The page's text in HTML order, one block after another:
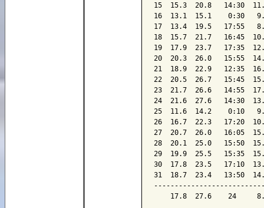
15  15.3  20.8   14:30
16  13.1  15.1    0:30
17  13.4  19.5   17:55
18  15.7  21.7   16:45
19  17.9  23.7   17:35
20  20.3  26.0   15:55
21  18.9  22.9   12:35
22  20.5  26.7   15:45
23  21.7  26.6   14:55
24  21.6  27.6   14:30
25  11.6  14.2    0:10
26  16.7  22.3   17:20
27  20.7  26.0   16:05
28  20.1  25.0   15:50
29  19.9  25.5   15:35
30  17.8  23.5   17:10
31  18.7  23.4   13:50
17.8  27.6    24